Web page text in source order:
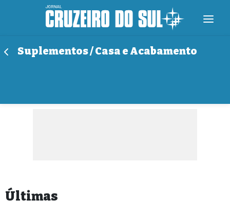
Suplementos / Casa e Acabamento
Últimas